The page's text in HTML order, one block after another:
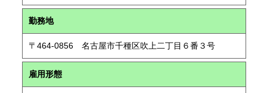
勤務地
〒464-0856 名古屋市千種区吹上二丁目６番３号
雇用形態